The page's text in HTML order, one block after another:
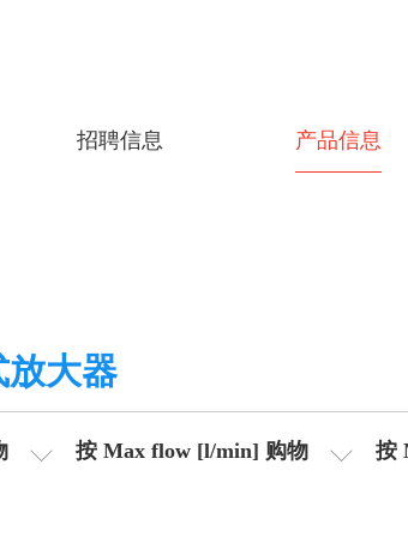
招聘信息 产品信息
放大器
按 Max flow [l/min] 购物 按